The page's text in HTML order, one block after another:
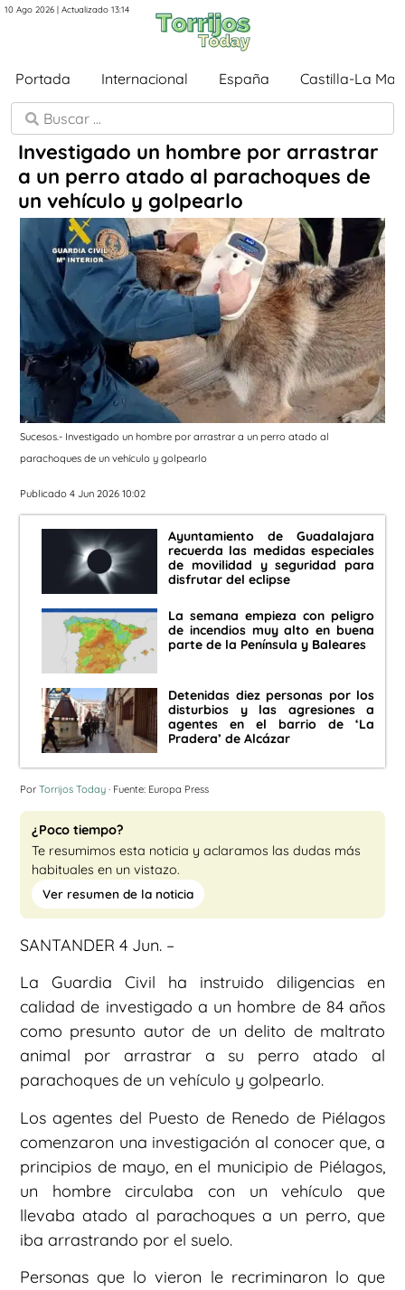
10 Ago 2026 | Actualizado 13:14
Portada Internacional España Castilla-La
Investigado un hombre por arrastrar
a un perro atado al parachoques de
un vehículo y golpearlo
Sucesos.- Investigado un hombre por arrastrar a un perro atado al
parachoques de un vehículo y golpearlo
Publicado 4 Jun 2026 10:02
Ayuntamiento de Guadalajara
recuerda las medidas especiales
de movilidad y seguridad para
disfrutar del eclipse
La semana empieza con peligro
de incendios muy alto en buena
parte de la Península y Baleares
Detenidas diez personas por los
disturbios y las agresiones a
agentes en el barrio de ‘La
Pradera’ de Alcázar
Por Torrijos Today · Fuente: Europa Press
¿Poco tiempo?
Te resumimos esta noticia y aclaramos las dudas más
habituales en un vistazo.
Ver resumen de la noticia
SANTANDER 4 Jun. –
La Guardia Civil ha instruido diligencias en
calidad de investigado a un hombre de 84 años
como presunto autor de un delito de maltrato
animal por arrastrar a su perro atado al
parachoques de un vehículo y golpearlo.
Los agentes del Puesto de Renedo de Piélagos
comenzaron una investigación al conocer que, a
principios de mayo, en el municipio de Piélagos,
un hombre circulaba con un vehículo que
llevaba atado al parachoques a un perro, que
iba arrastrando por el suelo.
Personas que lo vieron le recriminaron lo que